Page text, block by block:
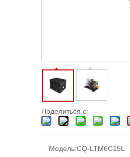
Поделиться с:
Модель:CQ-LTM6C15L